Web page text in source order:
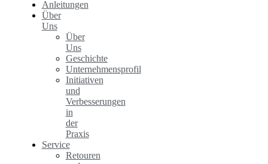
Anleitungen
Über
Uns
Über
Uns
Geschichte
Unternehmensprofil
Initiativen
und
Verbesserungen
in
der
Praxis
Service
Retouren